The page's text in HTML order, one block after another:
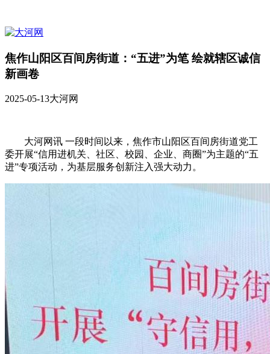
焦作山阳区百间房街道：“五进”为笔 绘就辖区诚信
新画卷
2025-05-13大河网
大河网讯 一段时间以来，焦作市山阳区百间房街道党工
委开展“信用进机关、社区、校园、企业、商圈”为主题的“五
进”专项活动，为基层服务创新注入强大动力。